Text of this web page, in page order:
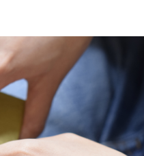
多
種
款
式。
可
在